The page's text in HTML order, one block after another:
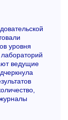
уровня
ведущие